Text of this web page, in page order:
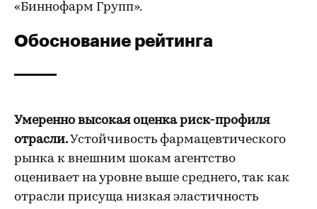
«Биннофарм Групп».
Обоснование рейтинга
Умеренно высокая оценка риск-профиля
отрасли.Устойчивость фармацевтического
рынка к внешним шокам агентство
оценивает на уровне выше среднего, так как
отрасли присуща низкая эластичность